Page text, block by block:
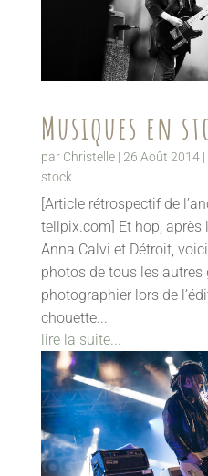
Musiques en
par Christelle| 26 Août 2014|
stock
[Article rétrospectif de
tellpix.com] Et hop, après
Anna Calvi et Détroit,
photos de tous les autres
photographier lors de
chouette...
lire la suite...